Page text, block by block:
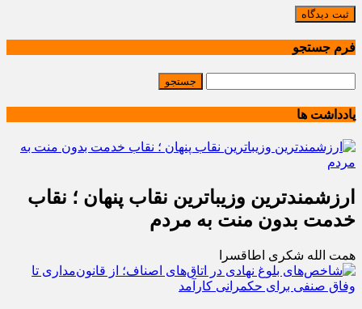
ثبت دیدگاه
فرم جستجو
یادداشت ها
ارزشمندترین وزیباترین نقاب پنهان ؛ نقاب
خدمت بدون منت به مردم
همت الله شکری اطاقسرا